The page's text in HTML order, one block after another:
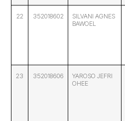
22 352018602
SILVANI AGNES
BAWOEL
23 352018606
YAROSO JEFRI
OHEE